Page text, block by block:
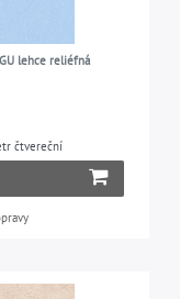
lehce reliéfná
čtvereční